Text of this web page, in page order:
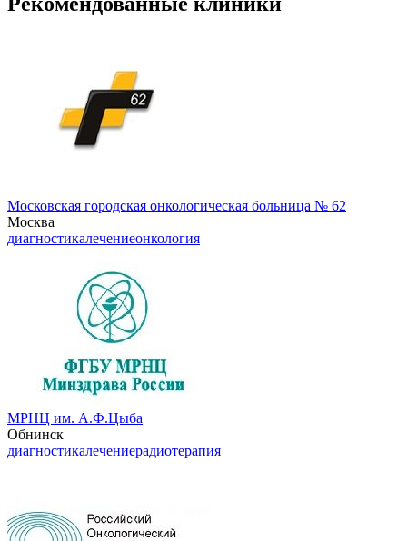
Московская городская онкологическая больница № 62
Москва
диагностикалечениеонкология
МРНЦ им. А.Ф.Цыба
Обнинск
диагностикалечениерадиотерапия